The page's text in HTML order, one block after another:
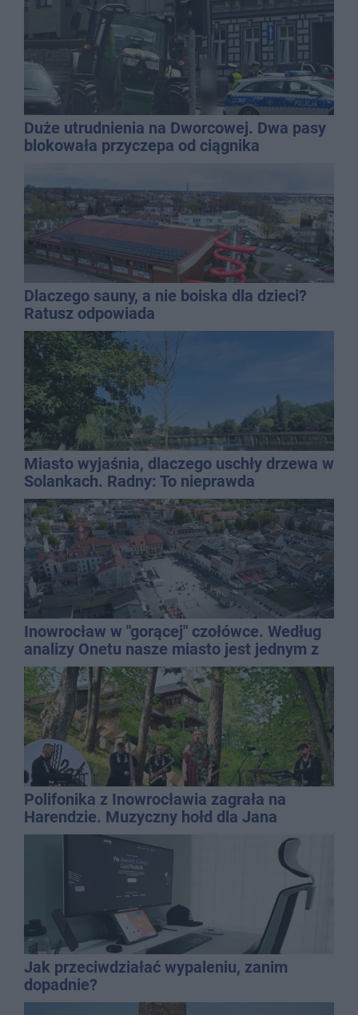
Duże utrudnienia na Dworcowej. Dwa pasy
blokowała przyczepa od ciągnika
Dlaczego sauny, a nie boiska dla dzieci?
Ratusz odpowiada
Miasto wyjaśnia, dlaczego uschły drzewa w
Solankach. Radny: To nieprawda
Inowrocław w "gorącej" czołówce. Według
analizy Onetu nasze miasto jest jednym z
najbardziej narażonych na upały
Polifonika z Inowrocławia zagrała na
Harendzie. Muzyczny hołd dla Jana
Kasprowicza
Jak przeciwdziałać wypaleniu, zanim
dopadnie?